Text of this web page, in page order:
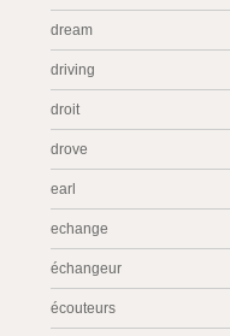
dream
driving
droit
drove
earl
echange
échangeur
écouteurs